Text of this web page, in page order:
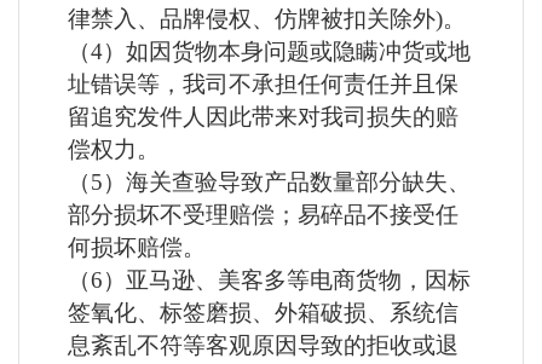
律禁入、品牌侵权、仿牌被扣关除外)。
（4）如因货物本身问题或隐瞒冲货或地
址错误等，我司不承担任何责任并且保
留追究发件人因此带来对我司损失的赔
偿权力。
（5）海关查验导致产品数量部分缺失、
部分损坏不受理赔偿；易碎品不接受任
何损坏赔偿。
（6）亚马逊、美客多等电商货物，因标
签氧化、标签磨损、外箱破损、系统信
息紊乱不符等客观原因导致的拒收或退